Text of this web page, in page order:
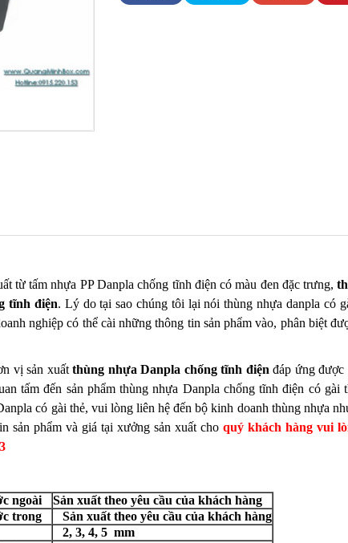
từ tấm nhựa PP Danpla chống tĩnh điện có màu đen đặc trưng,t
tĩnh điện. Lý do tại sao chúng tôi lại nói thùng nhựa danpla có
nghiệp có thể cài những thông tin sản phẩm vào, phân biệt
vị sản xuấtthùng nhựa Danpla chống tĩnh điện đáp ứng được
tấm đến sản phẩm thùng nhựa Danpla chống tĩnh điện có
có gài thẻ, vui lòng liên hệ đến bộ kinh doanh thùng nhựa
sản phẩm và giá tại xưởng sản xuất cho quý khách hàng vui
ngoài
Sản xuất theo yêu cầu của khách hàng
trong
Sản xuất theo yêu cầu của khách hàng
2, 3, 4, 5 mm